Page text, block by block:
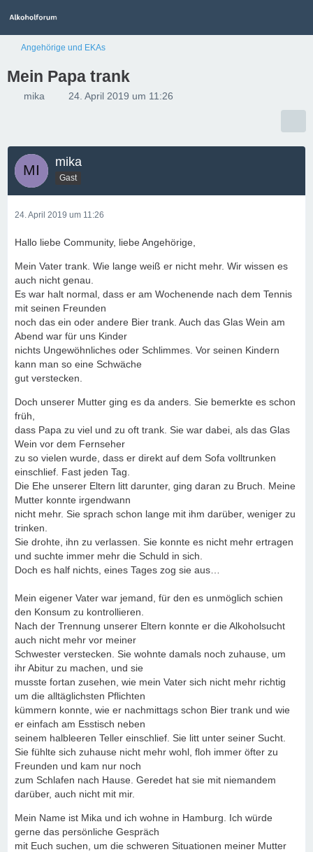
Angehörige und EKAs
Mein Papa trank
mika 24. April 2019 um 11:26
mika
Gast
24. April 2019 um 11:26
Hallo liebe Community, liebe Angehörige,
Mein Vater trank. Wie lange weiß er nicht mehr. Wir wissen es
auch nicht genau.
Es war halt normal, dass er am Wochenende nach dem Tennis
mit seinen Freunden
noch das ein oder andere Bier trank. Auch das Glas Wein am
Abend war für uns Kinder
nichts Ungewöhnliches oder Schlimmes. Vor seinen Kindern
kann man so eine Schwäche
gut verstecken.
Doch unserer Mutter ging es da anders. Sie bemerkte es schon
früh,
dass Papa zu viel und zu oft trank. Sie war dabei, als das Glas
Wein vor dem Fernseher
zu so vielen wurde, dass er direkt auf dem Sofa volltrunken
einschlief. Fast jeden Tag.
Die Ehe unserer Eltern litt darunter, ging daran zu Bruch. Meine
Mutter konnte irgendwann
nicht mehr. Sie sprach schon lange mit ihm darüber, weniger zu
trinken.
Sie drohte, ihn zu verlassen. Sie konnte es nicht mehr ertragen
und suchte immer mehr die Schuld in sich.
Doch es half nichts, eines Tages zog sie aus…
Mein eigener Vater war jemand, für den es unmöglich schien
den Konsum zu kontrollieren.
Nach der Trennung unserer Eltern konnte er die Alkoholsucht
auch nicht mehr vor meiner
Schwester verstecken. Sie wohnte damals noch zuhause, um
ihr Abitur zu machen, und sie
musste fortan zusehen, wie mein Vater sich nicht mehr richtig
um die alltäglichsten Pflichten
kümmern konnte, wie er nachmittags schon Bier trank und wie
er einfach am Esstisch neben
seinem halbleeren Teller einschlief. Sie litt unter seiner Sucht.
Sie fühlte sich zuhause nicht mehr wohl, floh immer öfter zu
Freunden und kam nur noch
zum Schlafen nach Hause. Geredet hat sie mit niemandem
darüber, auch nicht mit mir.
Mein Name ist Mika und ich wohne in Hamburg. Ich würde
gerne das persönliche Gespräch
mit Euch suchen, um die schweren Situationen meiner Mutter